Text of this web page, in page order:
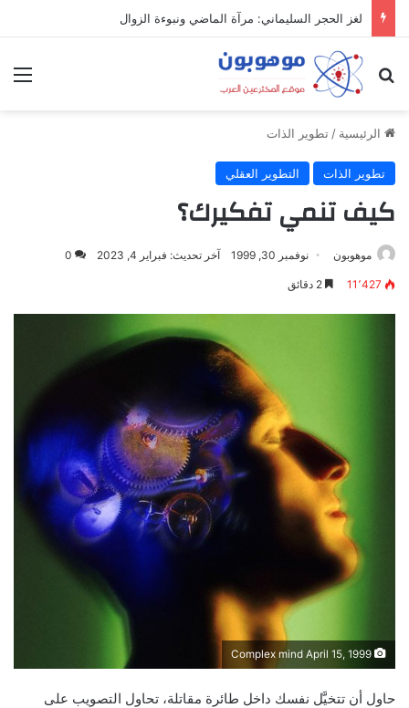
لغز الحجر السليماني: مرآة الماضي ونبوءة الزوال
بحث عن
الرئيسية / تطوير الذات
تطوير الذات التطوير العقلي
كيف تنمي تفكيرك؟
موهوبون نوفمبر 30, 1999 آخر تحديث: فبراير 4, 2023 0
11٬427
حاول أن تتخيَّل نفسك داخل طائرة مقاتلة، تحاول التصويب على